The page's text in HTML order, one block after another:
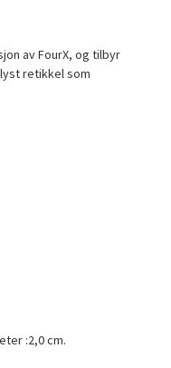
av FourX, og tilbyr
retikkel som
:2,0 cm.